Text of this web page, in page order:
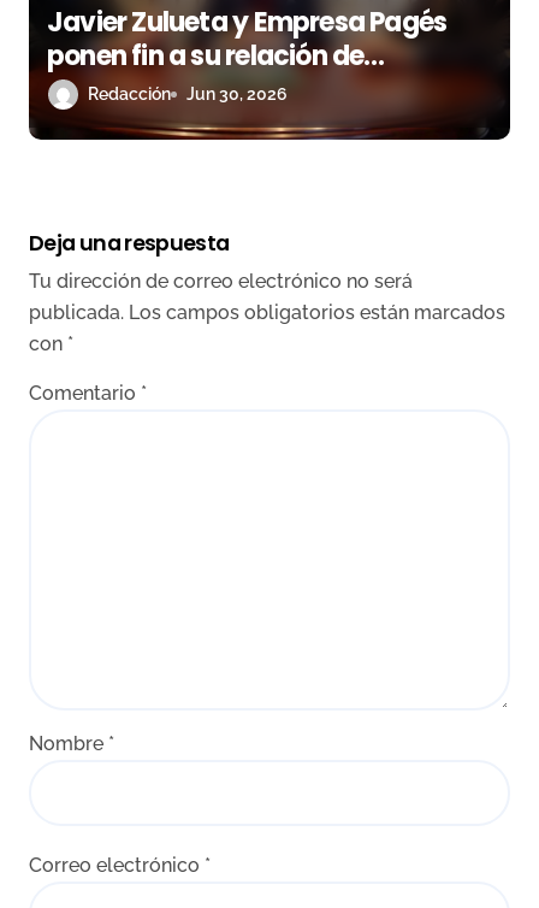
Javier Zulueta y Empresa Pagés
ponen fin a su relación de
apoderamiento
Redacción Jun 30, 2026
Deja una respuesta
Tu dirección de correo electrónico no será
publicada. Los campos obligatorios están marcados
con *
Comentario *
Nombre *
Correo electrónico *